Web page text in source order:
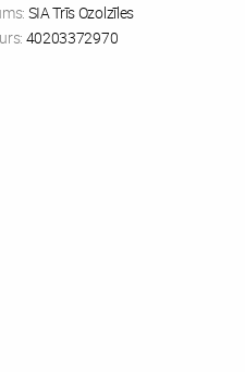
SIA Trīs Ozolzīles
40203372970